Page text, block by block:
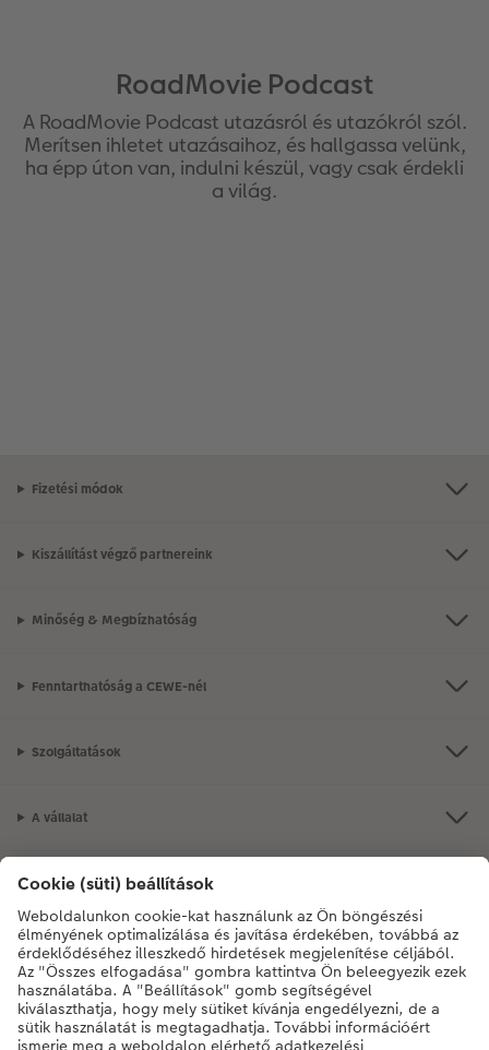
RoadMovie Podcast
A RoadMovie Podcast utazásról és utazókról szól.
Merítsen ihletet utazásaihoz, és hallgassa velünk,
ha épp úton van, indulni készül, vagy csak érdekli
a világ.
Fizetési módok
Kiszállítást végző partnereink
Minőség & Megbízhatóság
Fenntarthatóság a CEWE-nél
Szolgáltatások
A vállalat
Termékkínálat
CEWE Fotóvilág